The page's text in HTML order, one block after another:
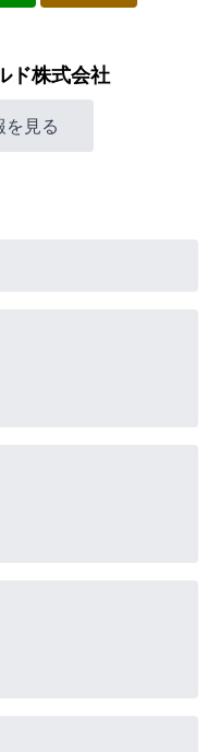
ド株式会社
を見る